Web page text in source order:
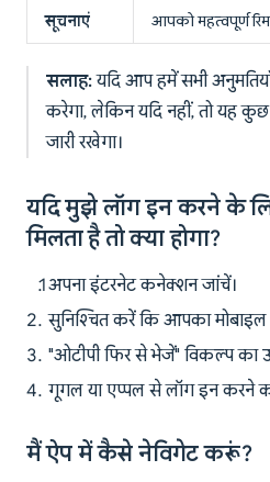
सूचनाएं आपको महत्वपूर्ण
सलाह:यदि आप हमें सभी
करेगा, लेकिन यदि नहीं, तो यह
जारी रखेगा।
यदि मुझे लॉग इन करने के
मिलता है तो क्या होगा?
अपना इंटरनेट कनेक्शन जांचें।
सुनिश्चित करें कि आपका मोबाइल
"ओटीपी फिर से भेजें" विकल्प का
गूगल या एप्पल से लॉग इन करने
मैं ऐप में कैसे नेविगेट करूं?